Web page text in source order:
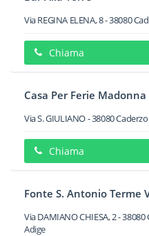
Via REGINA ELENA, 8-38080
Chiama
Casa Per Ferie
Via S. GIULIANO-38080
Chiama
Fonte S. Antonio Terme
Via DAMIANO CHIESA, 2-38080
Adige